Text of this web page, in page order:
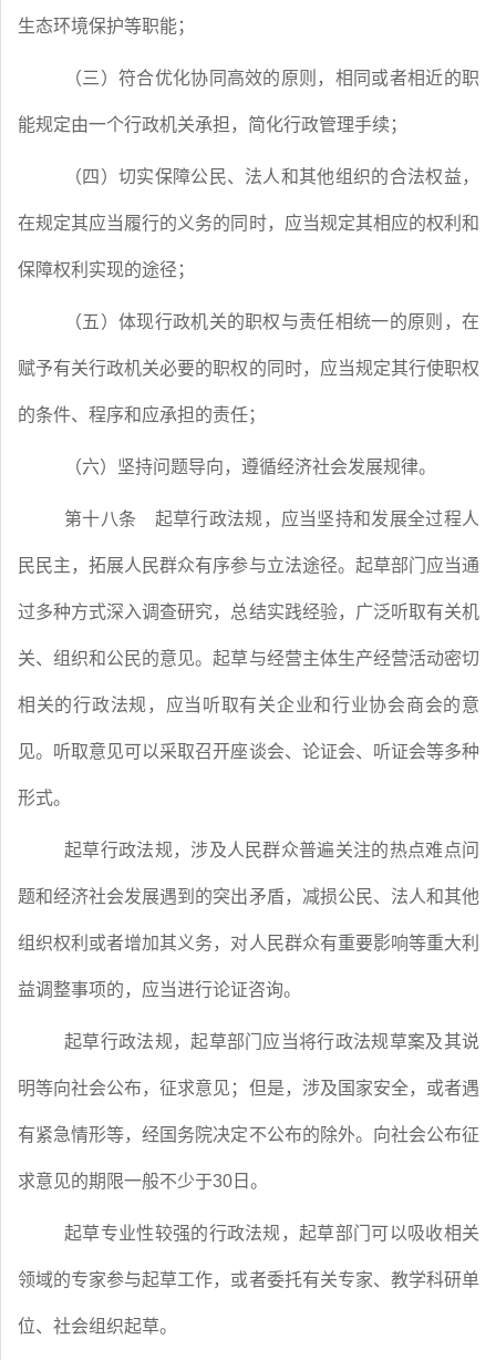
生态环境保护等职能；
（三）符合优化协同高效的原则，相同或者相近的职
能规定由一个行政机关承担，简化行政管理手续；
（四）切实保障公民、法人和其他组织的合法权益，
在规定其应当履行的义务的同时，应当规定其相应的权利和
保障权利实现的途径；
（五）体现行政机关的职权与责任相统一的原则，在
赋予有关行政机关必要的职权的同时，应当规定其行使职权
的条件、程序和应承担的责任；
（六）坚持问题导向，遵循经济社会发展规律。
第十八条 起草行政法规，应当坚持和发展全过程人
民民主，拓展人民群众有序参与立法途径。起草部门应当通
过多种方式深入调查研究，总结实践经验，广泛听取有关机
关、组织和公民的意见。起草与经营主体生产经营活动密切
相关的行政法规，应当听取有关企业和行业协会商会的意
见。听取意见可以采取召开座谈会、论证会、听证会等多种
形式。
起草行政法规，涉及人民群众普遍关注的热点难点问
题和经济社会发展遇到的突出矛盾，减损公民、法人和其他
组织权利或者增加其义务，对人民群众有重要影响等重大利
益调整事项的，应当进行论证咨询。
起草行政法规，起草部门应当将行政法规草案及其说
明等向社会公布，征求意见；但是，涉及国家安全，或者遇
有紧急情形等，经国务院决定不公布的除外。向社会公布征
求意见的期限一般不少于30 日。
起草专业性较强的行政法规，起草部门可以吸收相关
领域的专家参与起草工作，或者委托有关专家、教学科研单
位、社会组织起草。